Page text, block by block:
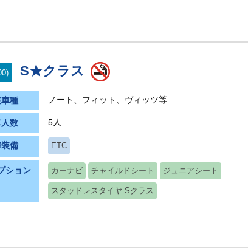
S★クラス
種 ノート、フィット、ヴィッツ等
数 5人
備 ETC
ション カーナビ チャイルドシート ジュニアシート
スタッドレスタイヤ Sクラス